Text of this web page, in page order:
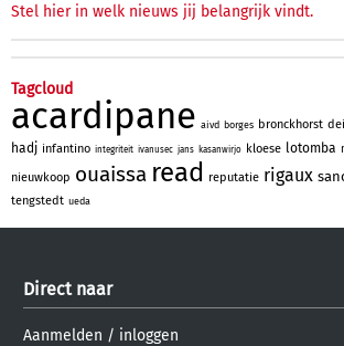
Stel hier in welk nieuws jij belangrijk vindt.
Tagcloud
acardipane aivd borges bronckhorst
hadj infantino integriteit ivanusec jans kasanwirjo kloese lotomba
nieuwkoop ouaissa read reputatie rigaux
tengstedt ueda
Direct naar
Aanmelden / inloggen